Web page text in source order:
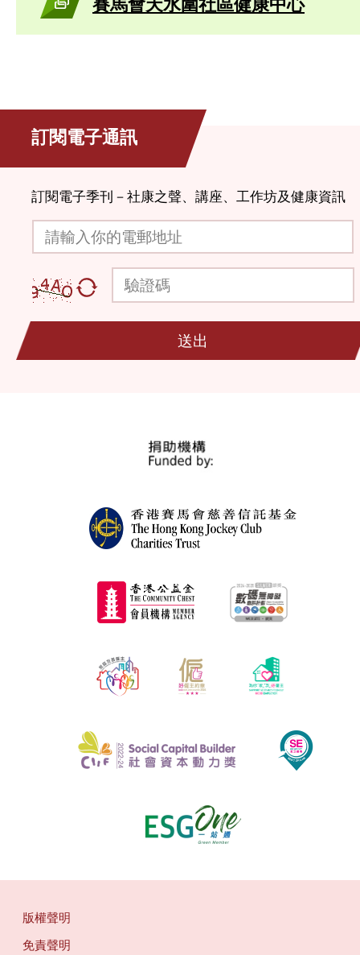
訂閱電子通訊
訂閱電子季刊－社康之聲、講座、工作坊及健康資訊
請輸入你的電郵地址
驗證碼
送出
版權聲明
免責聲明